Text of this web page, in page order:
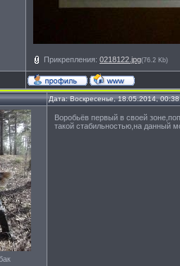
Прикрепления: 0218122.jpg(76.2 Kb)
Дата: Воскресенье, 18.05.2014,
Воробьёв первый в своей
такой стабильностью,на данный